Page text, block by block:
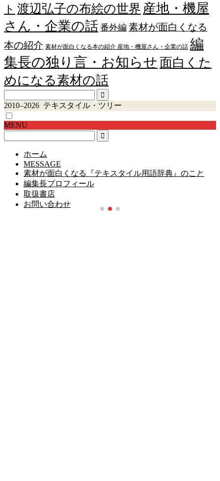
ト 渡辺弘子の布絵の世界 産地・機屋
さん・企業の話 番外編 素材が面白くなる
本の紹介 素材が面白くなる本の紹介 産地・機屋さん・企業の話 編
集長の独り言・お知らせ 面白くた
めになる素材の話
2010–2026 テキスタイル・ツリー
MENU
ホーム
MESSAGE
素材が面白くなる『テキスタイル用語辞典』のこと
編集長プロフィール
取扱書店
お問い合わせ